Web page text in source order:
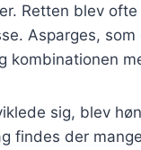
Retten blev
Asparges,
kombinationen
sig, blev
findes der